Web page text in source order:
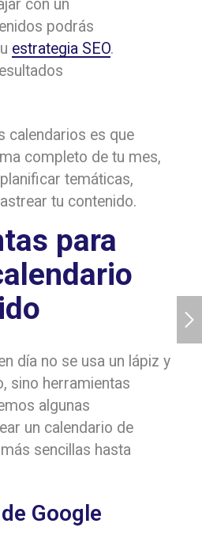
con un
podrás
estrategia SEO.
calendarios es que
completo de tu mes,
temáticas,
tu contenido.
para
día no se usa un lápiz y
sino herramientas
algunas
un calendario de
sencillas hasta
Google